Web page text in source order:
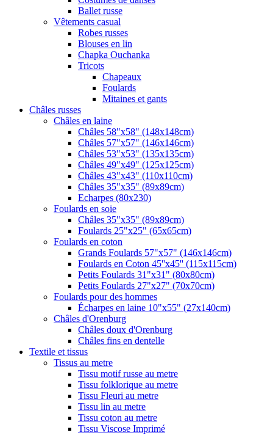
Ballet russe
Vêtements casual
Robes russes
Blouses en lin
Chapka Ouchanka
Tricots
Chapeaux
Foulards
Mitaines et gants
Châles russes
Châles en laine
Châles 58"x58" (148x148cm)
Châles 57"x57" (146x146cm)
Châles 53"x53" (135x135cm)
Châles 49"x49" (125x125cm)
Châles 43"x43" (110x110cm)
Châles 35"x35" (89x89cm)
Echarpes (80х230)
Foulards en soie
Châles 35"x35" (89x89cm)
Foulards 25"x25" (65x65cm)
Foulards en coton
Grands Foulards 57"x57" (146x146cm)
Foulards en Coton 45''x45'' (115x115cm)
Petits Foulards 31"x31" (80x80cm)
Petits Foulards 27"x27" (70x70cm)
Foulards pour des hommes
Écharpes en laine 10"x55" (27x140cm)
Châles d'Orenburg
Châles doux d'Orenburg
Châles fins en dentelle
Textile et tissus
Tissus au metre
Tissu motif russe au metre
Tissu folklorique au metre
Tissu Fleuri au metre
Tissu lin au metre
Tissu coton au metre
Tissu Viscose Imprimé